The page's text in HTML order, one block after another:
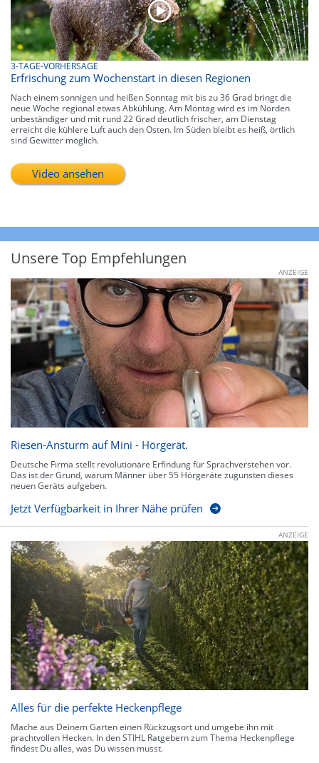
3-TAGE-VORHERSAGE
Erfrischung zum Wochenstart in diesen Regionen
Nach einem sonnigen und heißen Sonntag mit bis zu 36 Grad bringt die
neue Woche regional etwas Abkühlung. Am Montag wird es im Norden
unbeständiger und mit rund 22 Grad deutlich frischer, am Dienstag
erreicht die kühlere Luft auch den Osten. Im Süden bleibt es heiß, örtlich
sind Gewitter möglich.
Video ansehen
Unsere Top Empfehlungen
ANZEIGE
Riesen-Ansturm auf Mini - Hörgerät.
Deutsche Firma stellt revolutionäre Erfindung für Sprachverstehen vor.
Das ist der Grund, warum Männer über 55 Hörgeräte zugunsten dieses
neuen Geräts aufgeben.
Jetzt Verfügbarkeit in Ihrer Nähe prüfen
ANZEIGE
Alles für die perfekte Heckenpflege
Mache aus Deinem Garten einen Rückzugsort und umgebe ihn mit
prachtvollen Hecken. In den STIHL Ratgebern zum Thema Heckenpflege
findest Du alles, was Du wissen musst.